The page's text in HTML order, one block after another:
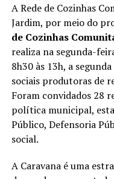
A Rede de Cozinhas
Jardim, por meio do
de Cozinhas
realiza na segunda-
8h30 às 13h, a
sociais produtoras de
Foram convidados 28
política municipal,
Público, Defensoria
social.
A Caravana é uma